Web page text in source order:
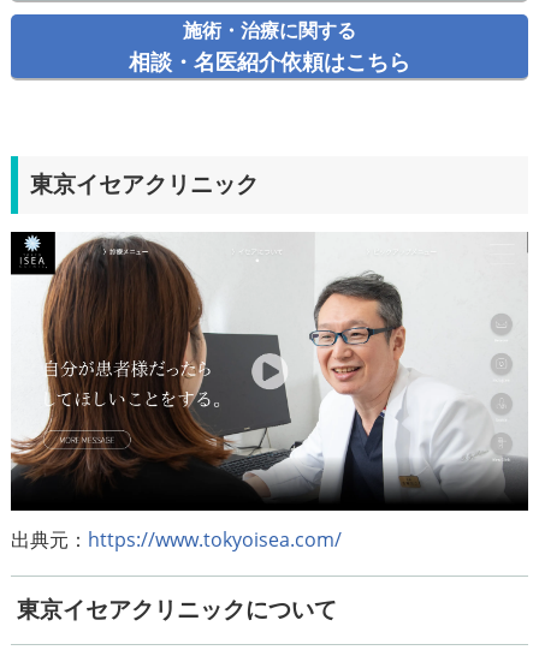
施術・治療に関する
相談・名医紹介依頼はこちら
東京イセアクリニック
出典元： https://www.tokyoisea.com/
東京イセアクリニックについて